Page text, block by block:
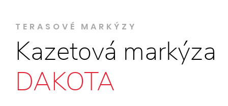
TERASOVÉ MARKÝZY
Kazetová markýza
DAKOTA